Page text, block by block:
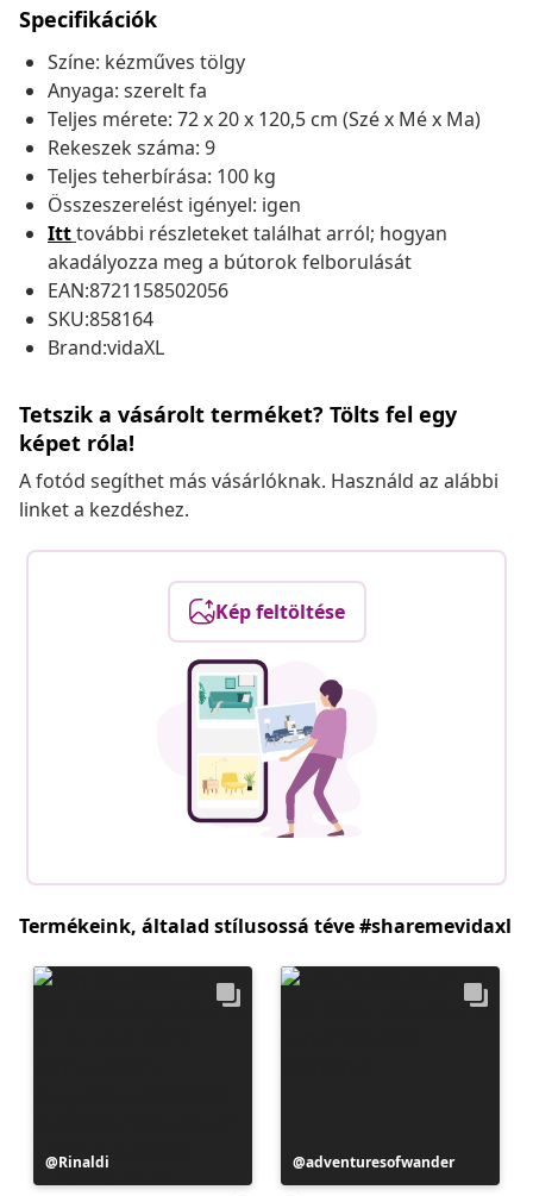
Specifikációk
Színe: kézműves tölgy
Anyaga: szerelt fa
Teljes mérete: 72 x 20 x 120,5 cm (Szé x Mé x Ma)
Rekeszek száma: 9
Teljes teherbírása: 100 kg
Összeszerelést igényel: igen
Itttovábbi részleteket találhat arról; hogyan
akadályozza meg a bútorok felborulását
EAN:8721158502056
SKU:858164
Brand:vidaXL
Tetszik a vásárolt terméket? Tölts fel egy
képet róla!
A fotód segíthet más vásárlóknak. Használd az alábbi
linket a kezdéshez.
Kép feltöltése
Termékeink, általad stílusossá téve #sharemevidaxl
Bejegyzés
közzétevője
Rinaldi
Bejegyzés
közzétevője
adventuresofwander